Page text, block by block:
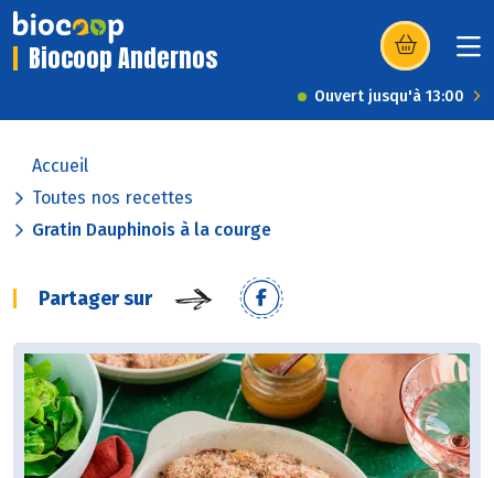
Biocoop Andernos (s’ouvre dans
Ouvert jusqu'à 13:00
Accueil
Toutes nos recettes
Gratin Dauphinois à la courge
Partager sur